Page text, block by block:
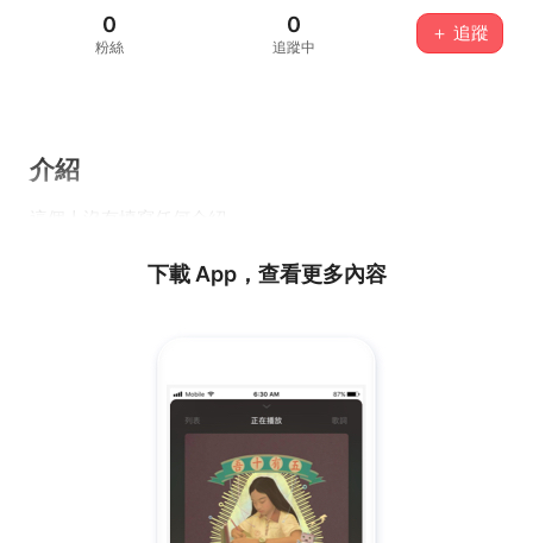
0
粉絲
0
追蹤中
＋ 追蹤
介紹
下載 App，查看更多內容